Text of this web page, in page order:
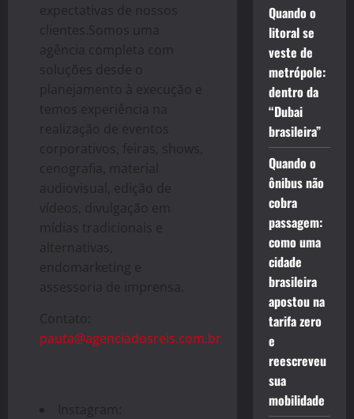
expectativas de nossos
clientes.Somos uma
agência completa com
soluções desde o
planejamento à execução e
temos experiência na
realização de eventos
corporativos, feiras, shows,
cenografia, material
audiovisual, edição de
vídeos, divulgação em
mídias tradicionais e
alternativas,
endomarketing e
assessoria de imprensa.
Contato:
pauta@agenciadosreis.com.br
Instagram:
Quando o
litoral se
veste de
metrópole:
dentro da
“Dubai
brasileira”
Quando o
ônibus não
cobra
passagem:
como uma
cidade
brasileira
apostou na
tarifa zero
e
reescreveu
sua
mobilidade